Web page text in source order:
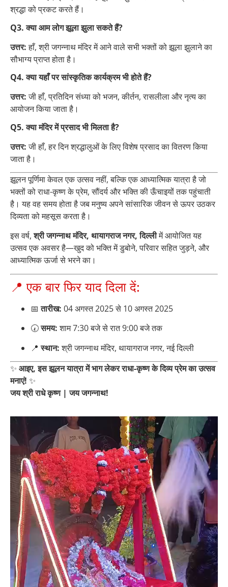
श्रद्धा को प्रकट करते हैं।
Q3. क्या आम लोग झूला झुला सकते हैं?
उत्तर:हाँ, श्री जगन्नाथ मंदिर में आने वाले सभी भक्तों को झूला झुलाने का
सौभाग्य प्राप्त होता है।
Q4. क्या यहाँ पर सांस्कृतिक कार्यक्रम भी होते हैं?
उत्तर:जी हाँ, प्रतिदिन संध्या को भजन, कीर्तन, रासलीला और नृत्य का
आयोजन किया जाता है।
Q5. क्या मंदिर में प्रसाद भी मिलता है?
उत्तर:जी हाँ, हर दिन श्रद्धालुओं के लिए विशेष प्रसाद का वितरण किया
जाता है।
झूलन पूर्णिमा केवल एक उत्सव नहीं, बल्कि एक आध्यात्मिक यात्रा है जो
भक्तों को राधा-कृष्ण के प्रेम, सौंदर्य और भक्ति की ऊँचाइयों तक पहुंचाती
है। यह वह समय होता है जब मनुष्य अपने सांसारिक जीवन से ऊपर उठकर
दिव्यता को महसूस करता है।
इस वर्ष,श्री जगन्नाथ मंदिर, थायागराज नगर, दिल्लीमें आयोजित यह
उत्सव एक अवसर है—खुद को भक्ति में डुबोने, परिवार सहित जुड़ने, और
आध्यात्मिक ऊर्जा से भरने का।
📍 एक बार फिर याद दिला दें:
📅तारीख: 04 अगस्त 2025 से 10 अगस्त 2025
🕢समय:शाम 7:30 बजे से रात 9:00 बजे तक
📍स्थान:श्री जगन्नाथ मंदिर, थायागराज नगर, नई दिल्ली
✨ आइए, इस झूलन यात्रा में भाग लेकर राधा-कृष्ण के दिव्य प्रेम का उत्सव
मनाएं! ✨
जय श्री राधे कृष्ण | जय जगन्नाथ!